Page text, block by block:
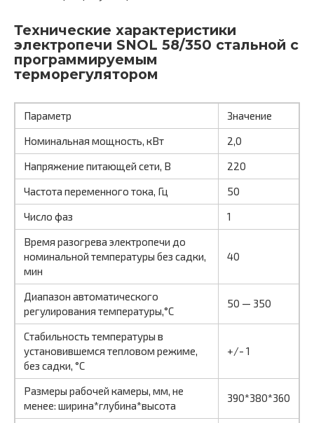
Технические характеристики
электропечи SNOL 58/350 стальной c
программируемым
терморегулятором
Параметр
Значение
Номинальная мощность, кВт
2,0
Напряжение питающей сети, В
220
Частота переменного тока, Гц
50
Число фаз
1
Время разогрева электропечи до
номинальной температуры без садки,
мин
40
Диапазон автоматического
регулирования температуры,°С
50 — 350
Стабильность температуры в
установившемся тепловом режиме,
без садки, °С
+/- 1
Размеры рабочей камеры, мм, не
менее: ширина*глубина*высота
390*380*360